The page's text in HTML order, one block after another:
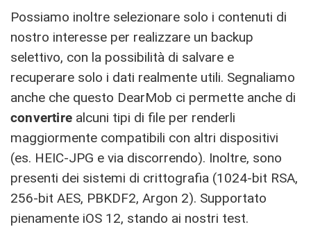
Possiamo inoltre selezionare solo i contenuti di
nostro interesse per realizzare un backup
selettivo, con la possibilità di salvare e
recuperare solo i dati realmente utili. Segnaliamo
anche che questo DearMob ci permette anche di
convertire alcuni tipi di file per renderli
maggiormente compatibili con altri dispositivi
(es. HEIC-JPG e via discorrendo). Inoltre, sono
presenti dei sistemi di crittografia (1024-bit RSA,
256-bit AES, PBKDF2, Argon 2). Supportato
pienamente iOS 12, stando ai nostri test.